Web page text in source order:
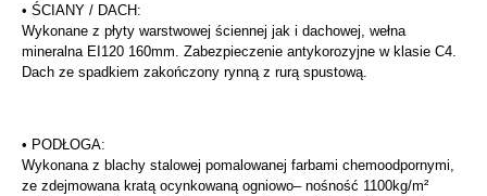
• ŚCIANY / DACH:
Wykonane z płyty warstwowej ściennej jak i dachowej, wełna
mineralna EI120 160mm . Zabezpieczenie antykorozyjne w klasie C4.
Dach ze spadkiem zakończony rynną z rurą spustową.
• PODŁOGA:
Wykonana z blachy stalowej pomalowanej farbami chemoodpornymi,
ze zdejmowana kratą ocynkowaną ogniowo– nośność 1100kg/m²